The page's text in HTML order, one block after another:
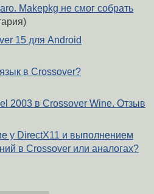
Makepkg не смог собрать
15 для Android
в Crossover?
2003 в Crossover Wine. Отзыв
у DirectX11 и выполнением
в Crossover или аналогах?